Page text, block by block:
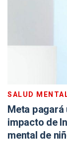
SALUD
Meta
impacto de
mental de